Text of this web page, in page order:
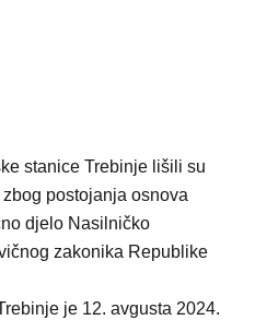
stanice Trebinje lišili su
postojanja osnova
djelo Nasilničko
zakonika Republike
je 12. avgusta 2024.